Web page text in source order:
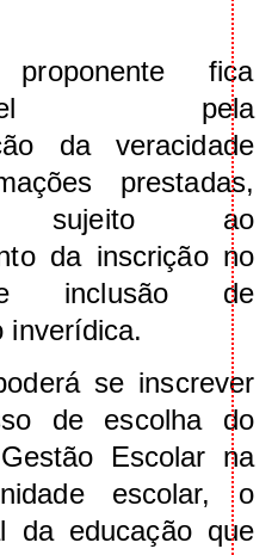
fica
pela
da veracidade
prestadas,
sujeito ao
da inscrição no
inclusão de
inverídica.
se inscrever
de escolha do
Escolar na
escolar, o
da educação que